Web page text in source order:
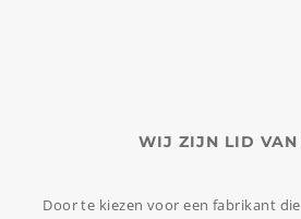
WIJ ZIJN LID VAN
Door te kiezen voor een fabrikant